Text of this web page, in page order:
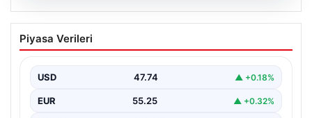
06.08.2026
CANLI | Partizan – Tobol Kostanay Canlı
Maç Anlatımı
Piyasa Verileri
USD 47.74 ▲ +0.18%
EUR 55.25 ▲ +0.32%